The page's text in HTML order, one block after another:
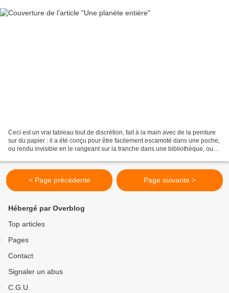
Ceci est un vrai tableau tout de discrétion, fait à la main avec de la peinture
sur du papier : il a été conçu pour être facilement escamoté dans une poche,
ou rendu invisible en le rangeant sur la tranche dans une bibliothèque, ou
< Page précédente Page suivante >
Hébergé par Overblog
Top articles
Pages
Contact
Signaler un abus
C.G.U.